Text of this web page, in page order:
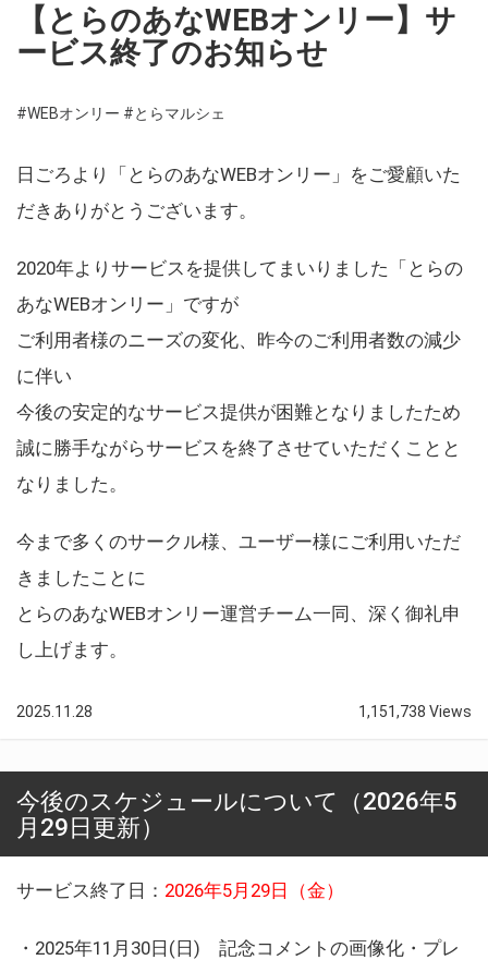
【とらのあなWEBオンリー】サ
ービス終了のお知らせ
#WEBオンリー #とらマルシェ
日ごろより「とらのあなWEBオンリー」をご愛顧いた
だきありがとうございます。
2020年よりサービスを提供してまいりました「とらの
あなWEBオンリー」ですが
ご利用者様のニーズの変化、昨今のご利用者数の減少
に伴い
今後の安定的なサービス提供が困難となりましたため
誠に勝手ながらサービスを終了させていただくことと
なりました。
今まで多くのサークル様、ユーザー様にご利用いただ
きましたことに
とらのあなWEBオンリー運営チーム一同、深く御礼申
し上げます。
2025.11.28 1,151,738 Views
今後のスケジュールについて（2026年5
月29日更新）
サービス終了日： 2026年5月29日（金）
・2025年11月30日(日) 記念コメントの画像化・プレ